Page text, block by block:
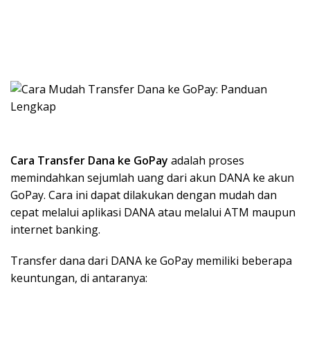
Cara Transfer Dana ke GoPay adalah proses
memindahkan sejumlah uang dari akun DANA ke akun
GoPay. Cara ini dapat dilakukan dengan mudah dan
cepat melalui aplikasi DANA atau melalui ATM maupun
internet banking.
Transfer dana dari DANA ke GoPay memiliki beberapa
keuntungan, di antaranya: